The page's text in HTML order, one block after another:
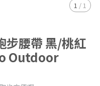
1 /1
步腰帶 黑/桃紅
Outdoor